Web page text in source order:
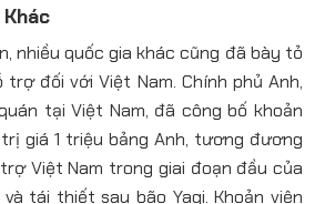
nhiều quốc gia khác cũng đã bày tỏ
đối với Việt Nam. Chính phủ Anh,
tại Việt Nam, đã công bố khoản
giá 1 triệu bảng Anh, tương đương
Việt Nam trong giai đoạn đầu của
tái thiết sau bão Yagi. Khoản viện